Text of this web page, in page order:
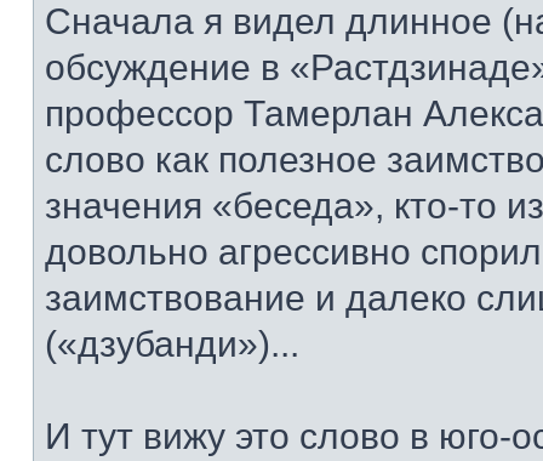
Сначала я видел длинное
обсуждение в
профессор Тамерлан
слово как полезное
значения «беседа», кто-то
довольно агрессивно
заимствование и далеко
(«дзубанди»)...
И тут вижу это слово в юго-